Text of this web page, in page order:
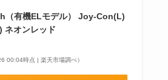
有機ELモデル） Joy-Con(L)
ネオンレッド
00:04時点 | 楽天市場調べ）